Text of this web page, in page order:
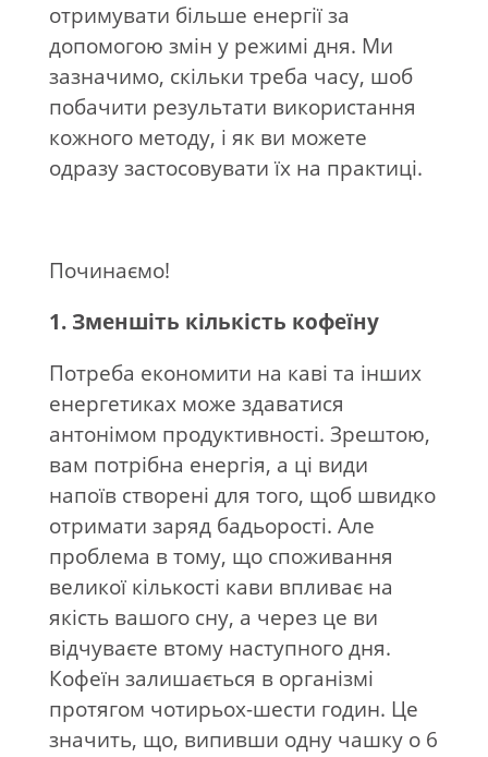
отримувати більше енергії за
допомогою змін у режимі дня. Ми
зазначимо, скільки треба часу, шоб
побачити результати використання
кожного методу, і як ви можете
одразу застосовувати їх на практиці.
Починаємо!
1. Зменшіть кількість кофеїну
Потреба економити на каві та інших
енергетиках може здаватися
антонімом продуктивності. Зрештою,
вам потрібна енергія, а ці види
напоїв створені для того, щоб швидко
отримати заряд бадьорості. Але
проблема в тому, що споживання
великої кількості кави впливає на
якість вашого сну, а через це ви
відчуваєте втому наступного дня.
Кофеїн залишається в організмі
протягом чотирьох-шести годин. Це
значить, що, випивши одну чашку о 6